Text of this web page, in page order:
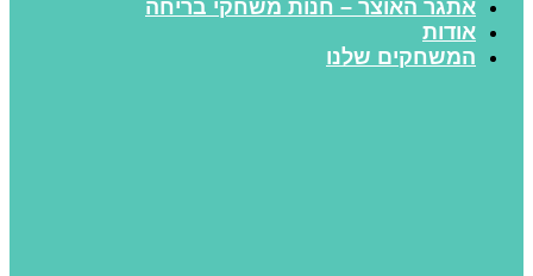
אתגר האוצר – חנות משחקי בריחה
אודות
המשחקים שלנו